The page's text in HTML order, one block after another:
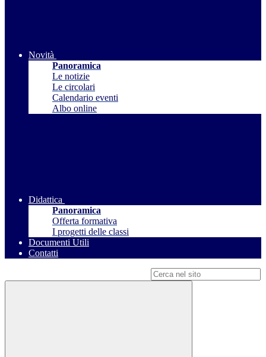
Novità
Panoramica
Le notizie
Le circolari
Calendario eventi
Albo online
Didattica
Panoramica
Offerta formativa
I progetti delle classi
Documenti Utili
Contatti